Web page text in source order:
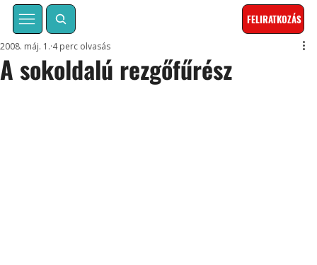
FELIRATKOZÁS
A sokoldalú rezgőfűrész
2008. máj. 1. 4 perc olvasás